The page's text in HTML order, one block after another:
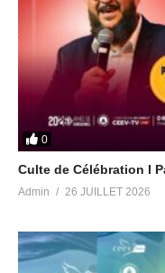
0
Culte de Célébration I
Admin 26 JUILLET 2026